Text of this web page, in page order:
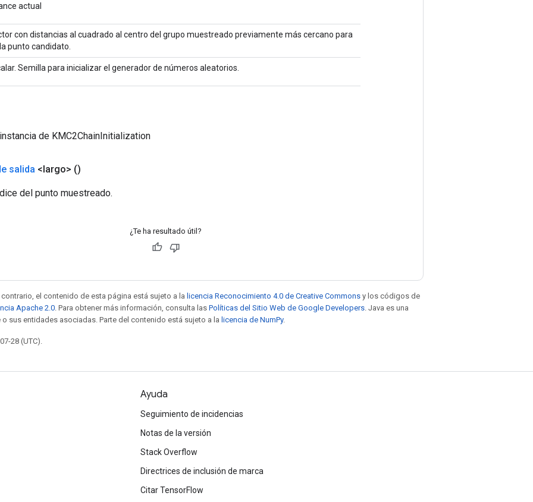
actual
con distancias al cuadrado al centro del grupo muestreado previamente más cercano para
punto candidato.
Semilla para inicializar el generador de números aleatorios.
de KMC2ChainInitialization
salida <largo> ()
del punto muestreado.
¿Te ha resultado útil?
el contenido de esta página está sujeto a la licencia Reconocimiento 4.0 de Creative Commons y los códigos de
Apache 2.0 . Para obtener más información, consulta las Políticas del Sitio Web de Google Developers . Java es una
sus entidades asociadas. Parte del contenido está sujeto a la licencia de NumPy.
28 (UTC).
Ayuda
Seguimiento de incidencias
Notas de la versión
Stack Overflow
Directrices de inclusión de marca
Citar TensorFlow